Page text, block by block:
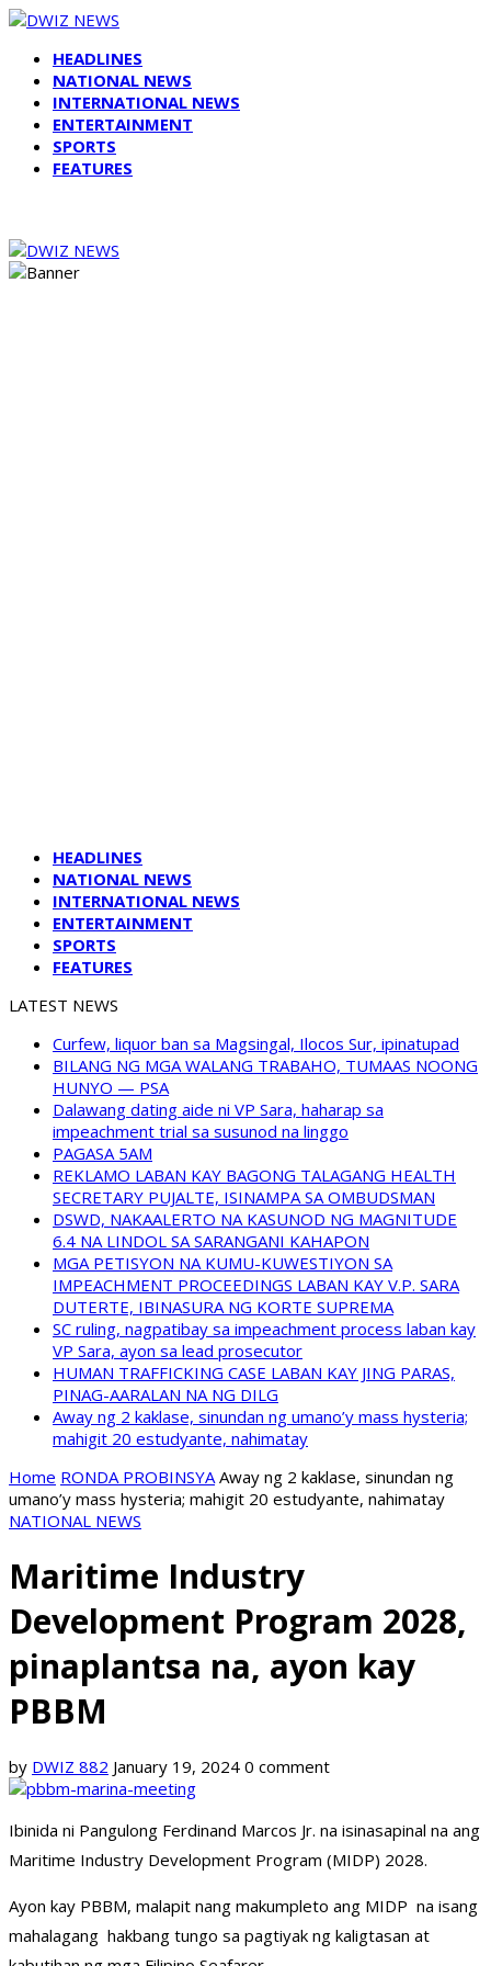
HEADLINES
NATIONAL NEWS
INTERNATIONAL NEWS
ENTERTAINMENT
SPORTS
FEATURES
HEADLINES
NATIONAL NEWS
INTERNATIONAL NEWS
ENTERTAINMENT
SPORTS
FEATURES
LATEST NEWS
Curfew, liquor ban sa Magsingal, Ilocos Sur, ipinatupad
BILANG NG MGA WALANG TRABAHO, TUMAAS NOONG
HUNYO — PSA
Dalawang dating aide ni VP Sara, haharap sa
impeachment trial sa susunod na linggo
PAGASA 5AM
REKLAMO LABAN KAY BAGONG TALAGANG HEALTH
SECRETARY PUJALTE, ISINAMPA SA OMBUDSMAN
DSWD, NAKAALERTO NA KASUNOD NG MAGNITUDE
6.4 NA LINDOL SA SARANGANI KAHAPON
MGA PETISYON NA KUMU-KUWESTIYON SA
IMPEACHMENT PROCEEDINGS LABAN KAY V.P. SARA
DUTERTE, IBINASURA NG KORTE SUPREMA
SC ruling, nagpatibay sa impeachment process laban kay
VP Sara, ayon sa lead prosecutor
HUMAN TRAFFICKING CASE LABAN KAY JING PARAS,
PINAG-AARALAN NA NG DILG
Away ng 2 kaklase, sinundan ng umano’y mass hysteria;
mahigit 20 estudyante, nahimatay
Home RONDA PROBINSYA Away ng 2 kaklase, sinundan ng
umano’y mass hysteria; mahigit 20 estudyante, nahimatay
NATIONAL NEWS
Maritime Industry
Development Program 2028,
pinaplantsa na, ayon kay
PBBM
by DWIZ 882 January 19, 2024 0 comment
Ibinida ni Pangulong Ferdinand Marcos Jr. na isinasapinal na ang
Maritime Industry Development Program (MIDP) 2028.
Ayon kay PBBM, malapit nang makumpleto ang MIDP na isang
mahalagang hakbang tungo sa pagtiyak ng kaligtasan at